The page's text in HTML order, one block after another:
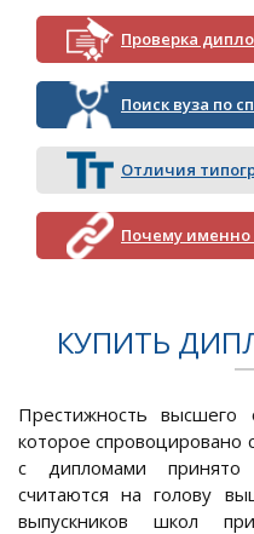
Проверка
Поиск вуза по
Отличия
Почему
КУПИТЬ
Престижность высшего
которое
с дипломами
считаются на голову
выпускников школ